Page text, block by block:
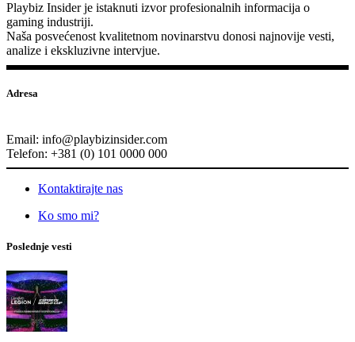
Playbiz Insider je istaknuti izvor profesionalnih informacija o
gaming industriji.
Naša posvećenost kvalitetnom novinarstvu donosi najnovije vesti,
analize i ekskluzivne intervjue.
Adresa
Email: info@playbizinsider.com
Telefon: +381 (0) 101 0000 000
Kontaktirajte nas
Ko smo mi?
Poslednje vesti